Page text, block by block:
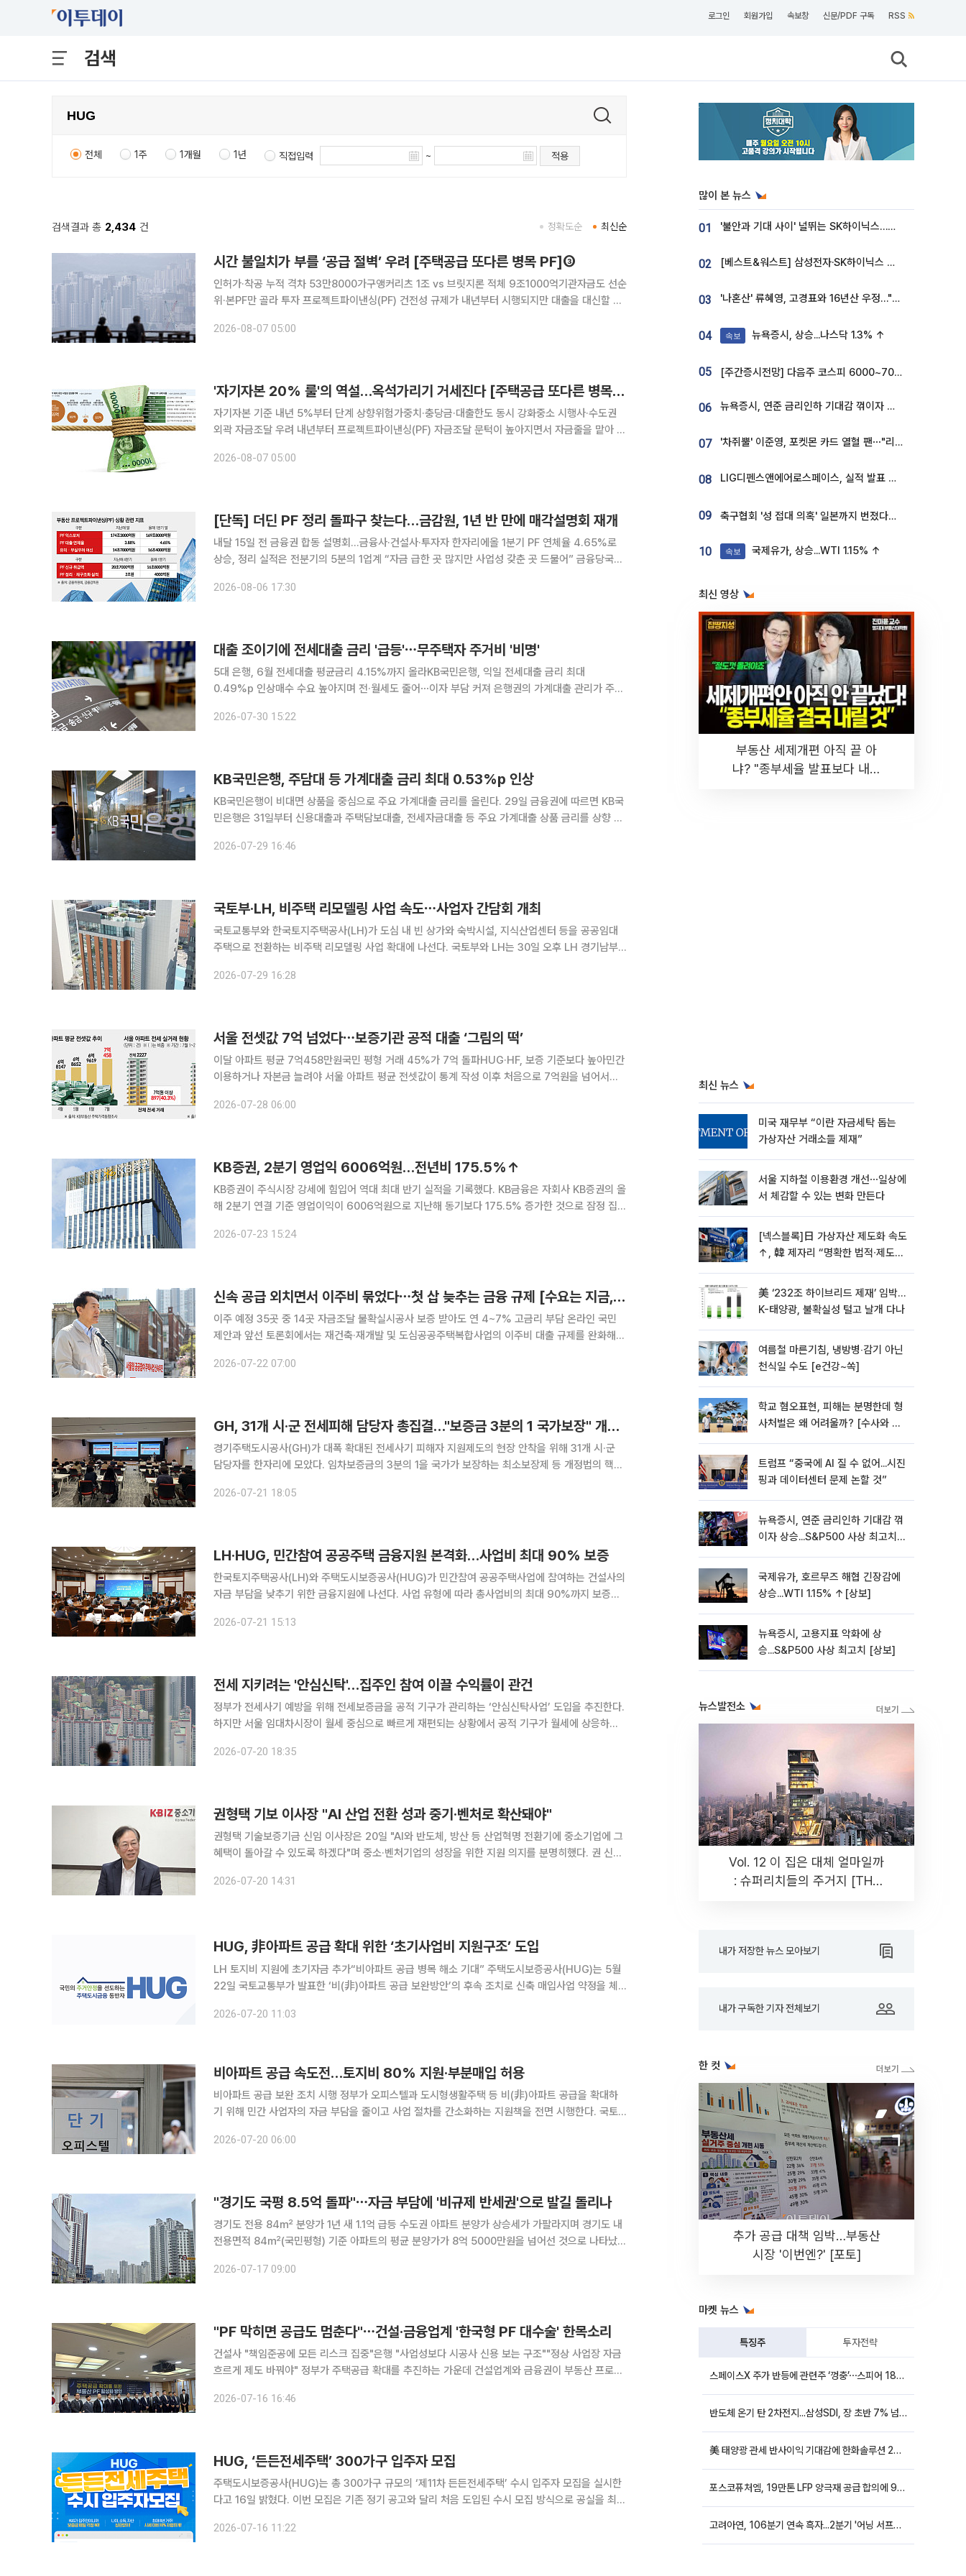
로그인 회원가입 속보창 신문/PDF 구독 RSS
검색
전체 1주 1개월 1년 직접입력 ~ 적용
검색결과 총 2,434 건 최신순
정확도순
시간 불일치가 부를 ‘공급 절벽’ 우려 [주택공급 또다른 병목 PF]③
인허가·착공 누적 격차 53만8000가구앵커리츠 1조 vs 브릿지론 적체 9조1000억기관자금도 선순
위·본PF만 골라 투자 프로젝트파이낸싱(PF) 건전성 규제가 내년부터 시행되지만 대출을 대신할 자
지분성 자금 유입이 늦어지면 신규 착공이 끊기는 ‘공급 절벽’이
2026-08-07 05:00
'자기자본 20% 룰'의 역설…옥석가리기 거세진다 [주택공급 또다른 병목 PF] ②
자기자본 기준 내년 5%부터 단계 상향위험가중치·충당금·대출한도 동시 강화중소 시행사·수도권
외곽 자금조달 우려 내년부터 프로젝트파이낸싱(PF) 자금조달 문턱이 높아지면서 자금줄을 맡아 온
석 가리기가 거세지면서 중소 시행사와 수도권 외곽 사업장이 먼저 밀린다는
2026-08-07 05:00
[단독] 더딘 PF 정리 돌파구 찾는다…금감원, 1년 반 만에 매각설명회 재개
내달 15일 전 금융권 합동 설명회…금융사·건설사·투자자 한자리에올 1분기 PF 연체율 4.65%로
상승, 정리 실적은 전분기의 5분의 1업계 “자금 급한 곳 많지만 사업성 갖춘 곳 드물어” 금융당국이
하자 금융회사와 건설사, 투자자를 한자리에 모으고
2026-08-06 17:30
대출 조이기에 전세대출 금리 '급등'⋯무주택자 주거비 '비명'
5대 은행, 6월 전세대출 평균금리 4.15%까지 올라KB국민은행, 익일 전세대출 금리 최대
0.49%p 인상매수 수요 높아지며 전·월세도 줄어⋯이자 부담 커져 은행권의 가계대출 관리가 주택
전세대출 취급 금리가 오름세를 보인 가운데 KB국민은행이 일부 전세
2026-07-30 15:22
KB국민은행, 주담대 등 가계대출 금리 최대 0.53%p 인상
KB국민은행이 비대면 상품을 중심으로 주요 가계대출 금리를 올린다. 29일 금융권에 따르면 KB국
민은행은 31일부터 신용대출과 주택담보대출, 전세자금대출 등 주요 가계대출 상품 금리를 상향 조
2026-07-29 16:46
국토부·LH, 비주택 리모델링 사업 속도⋯사업자 간담회 개최
국토교통부와 한국토지주택공사(LH)가 도심 내 빈 상가와 숙박시설, 지식산업센터 등을 공공임대
주택으로 전환하는 비주택 리모델링 사업 확대에 나선다. 국토부와 LH는 30일 오후 LH 경기남부
혔다. 이번 간담회에서는 LH의 비주택 리모델링(매입약정 방식) 사업
2026-07-29 16:28
서울 전셋값 7억 넘었다⋯보증기관 공적 대출 ‘그림의 떡’
이달 아파트 평균 7억458만원국민 평형 거래 45%가 7억 돌파HUG·HF, 보증 기준보다 높아민간
이용하거나 자본금 늘려야 서울 아파트 평균 전셋값이 통계 작성 이후 처음으로 7억원을 넘어서면
의 주요 전세보증 상품이 수도권 임차보증금 7억원 이하 주택을 대상
2026-07-28 06:00
KB증권, 2분기 영업익 6006억원…전년비 175.5%↑
KB증권이 주식시장 강세에 힘입어 역대 최대 반기 실적을 기록했다. KB금융은 자회사 KB증권의 올
해 2분기 연결 기준 영업이익이 6006억원으로 지난해 동기보다 175.5% 증가한 것으로 잠정 집계
이익은 4508억원으로 180.6% 증가했다.
2026-07-23 15:24
신속 공급 외치면서 이주비 묶었다⋯첫 삽 늦추는 금융 규제 [수요는 지금, 공급은 안갯속 ③]
이주 예정 35곳 중 14곳 자금조달 불확실시공사 보증 받아도 연 4~7% 고금리 부담 온라인 국민
제안과 앞선 토론회에서는 재건축·재개발 및 도심공공주택복합사업의 이주비 대출 규제를 완화해야
2026-07-22 07:00
GH, 31개 시·군 전세피해 담당자 총집결…"보증금 3분의 1 국가보장" 개정법 대응
경기주택도시공사(GH)가 대폭 확대된 전세사기 피해자 지원제도의 현장 안착을 위해 31개 시·군
담당자를 한자리에 모았다. 임차보증금의 3분의 1을 국가가 보장하는 최소보장제 등 개정법의 핵심
2026-07-21 18:05
LH·HUG, 민간참여 공공주택 금융지원 본격화…사업비 최대 90% 보증
한국토지주택공사(LH)와 주택도시보증공사(HUG)가 민간참여 공공주택사업에 참여하는 건설사의
자금 부담을 낮추기 위한 금융지원에 나선다. 사업 유형에 따라 총사업비의 최대 90%까지 보증해
남부지역본부에서 ‘LH 민간참여사업 금융지원 설명회’를 열었다고 밝
2026-07-21 15:13
전세 지키려는 '안심신탁'…집주인 참여 이끌 수익률이 관건
정부가 전세사기 예방을 위해 전세보증금을 공적 기구가 관리하는 ‘안심신탁사업’ 도입을 추진한다.
하지만 서울 임대차시장이 월세 중심으로 빠르게 재편되는 상황에서 공적 기구가 월세에 상응하는
2026-07-20 18:35
권형택 기보 이사장 "AI 산업 전환 성과 중기·벤처로 확산돼야"
권형택 기술보증기금 신임 이사장은 20일 "AI와 반도체, 방산 등 산업혁명 전환기에 중소기업에 그
혜택이 돌아갈 수 있도록 하겠다"며 중소·벤처기업의 성장을 위한 지원 의지를 분명히했다. 권 신임
살 만했다'고 평가할 수 있도록 하는 데에 일조하고 싶다"며
2026-07-20 14:31
HUG, 非아파트 공급 확대 위한 ‘초기사업비 지원구조’ 도입
LH 토지비 지원에 초기자금 추가“비아파트 공급 병목 해소 기대” 주택도시보증공사(HUG)는 5월
22일 국토교통부가 발표한 ‘비(非)아파트 공급 보완방안’의 후속 조치로 신축 매입사업 약정을 체
2026-07-20 11:03
비아파트 공급 속도전…토지비 80% 지원·부분매입 허용
비아파트 공급 보완 조치 시행 정부가 오피스텔과 도시형생활주택 등 비(非)아파트 공급을 확대하
기 위해 민간 사업자의 자금 부담을 줄이고 사업 절차를 간소화하는 지원책을 전면 시행한다. 국토
대책은 초기 사업비 지원 확대와 매입 기준 완화, 조기 착공 지원
2026-07-20 06:00
"경기도 국평 8.5억 돌파"⋯자금 부담에 '비규제 반세권'으로 발길 돌리나
경기도 전용 84㎡ 분양가 1년 새 1.1억 급등 수도권 아파트 분양가 상승세가 가팔라지며 경기도 내
전용면적 84㎡(국민평형) 기준 아파트의 평균 분양가가 8억 5000만원을 넘어선 것으로 나타났
접 호재를 품은 '비규제 반세권' 단지 선점에 나설 것이라는
2026-07-17 09:00
"PF 막히면 공급도 멈춘다"⋯건설·금융업계 '한국형 PF 대수술' 한목소리
건설사 "책임준공에 모든 리스크 집중"은행 "사업성보다 시공사 신용 보는 구조""정상 사업장 자금
흐르게 제도 바꿔야" 정부가 주택공급 확대를 추진하는 가운데 건설업계와 금융권이 부동산 프로젝
책임을 지우고 금융기관도 사업성보다 시공사의 신용에 의존하는 구조
2026-07-16 16:46
HUG, ‘든든전세주택’ 300가구 입주자 모집
주택도시보증공사(HUG)는 총 300가구 규모의 ‘제11차 든든전세주택’ 수시 입주자 모집을 실시한
다고 16일 밝혔다. 이번 모집은 기존 정기 공고와 달리 처음 도입된 수시 모집 방식으로 공실을 최소
공급해왔다. 든든전세주택은 HUG가 전세보증금을 대신
2026-07-16 11:22
많이 본 뉴스
01 '불안과 기대 사이' 널뛰는 SK하이닉스…증권가 "HBM4·LTA 기반 펀터멘털 견고"
02 [베스트&워스트] 삼성전자·SK하이닉스 밀린 한 주…상상인증권은 85% 급등
03 '나혼산' 류혜영, 고경표와 16년산 우정…"자취방서 부모님과 마주쳐"
04 속보 뉴욕증시, 상승...나스닥 1.3% ↑
05 [주간증시전망] 다음주 코스피 6000~7000⋯“外人 수급은 정책이 변수”
06 뉴욕증시, 연준 금리인하 기대감 꺾이자 상승...S&P500 사상 최고치 [종합]
07 '차쥐뿔' 이준영, 포켓몬 카드 열혈 팬⋯"리셀러 처단할 것"
08 LIG디펜스앤에어로스페이스, 실적 발표 후 급락→반등⋯증권가 “28년까지 튼튼”
09 축구협회 '성 접대 의혹' 일본까지 번졌다…日 심판 실명 공개
10 속보 국제유가, 상승...WTI 1.15% ↑
최신 영상
부동산 세제개편 아직 끝 아
냐? "종부세율 발표보다 내릴
최신 뉴스
미국 재무부 “이란 자금세탁 돕는
가상자산 거래소들 제재”
서울 지하철 이용환경 개선⋯일상에
서 체감할 수 있는 변화 만든다
[넥스블록]日 가상자산 제도화 속도
↑, 韓 제자리 “명확한 법적∙제도적
美 ‘232조 하이브리드 제재’ 임박…
K-태양광, 불확실성 털고 날개 다나
여름철 마른기침, 냉방병‧감기 아닌
천식일 수도 [e건강~쏙]
학교 혐오표현, 피해는 분명한데 형
사처벌은 왜 어려울까? [수사와 재
트럼프 “중국에 AI 질 수 없어...시진
핑과 데이터센터 문제 논할 것”
뉴욕증시, 연준 금리인하 기대감 꺾
이자 상승...S&P500 사상 최고치
국제유가, 호르무즈 해협 긴장감에
상승...WTI 1.15% ↑[상보]
뉴욕증시, 고용지표 악화에 상
승...S&P500 사상 최고치 [상보]
뉴스발전소
Vol. 12 이 집은 대체 얼마일까
: 슈퍼리치들의 주거지 [THE
내가 저장한 뉴스 모아보기
내가 구독한 기자 전체보기
한 컷
추가 공급 대책 임박…부동산
시장 '이번엔?' [포토]
마켓 뉴스
특징주 투자전략
스페이스X 주가 반등에 관련주 ‘껑충’⋯스피어 18%ㆍ에이치브이엠 12%↑
반도체 온기 탄 2차전지...삼성SDI, 장 초반 7% 넘게 껑충
美 태양광 관세 반사이익 기대감에 한화솔루션 20%대·OCI홀딩스 14%대 급등
포스코퓨처엠, 19만톤 LFP 양극재 공급 합의에 9%대 강세
고려아연, 106분기 연속 흑자...2분기 '어닝 서프라이즈'에 장 초반 12%대 강세